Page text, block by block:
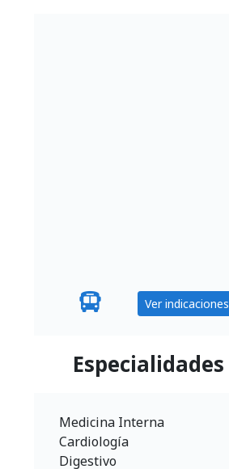
Ver indicaciones
Especialidades
Medicina Interna
Cardiología
Digestivo